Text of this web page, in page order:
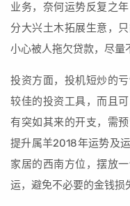
业务，奈何运势反复之
分大兴土木拓展生意，
小心被人拖欠贷款，尽量
投资方面，投机短炒的
较佳的投资工具，而且
有突如其来的开支，需
提升属羊2018年运势及
家居的西南方位，摆放
运，避免不必要的金钱损